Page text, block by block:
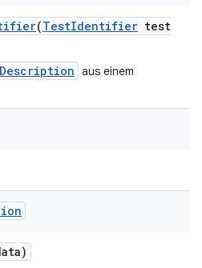
(TestIdentifier test
aus einem